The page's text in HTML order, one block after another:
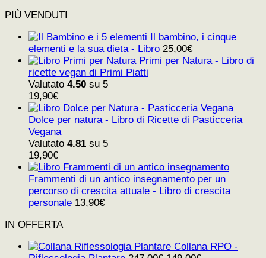
PIÙ VENDUTI
Il bambino, i cinque
elementi e la sua dieta - Libro 25,00€
Primi per Natura - Libro di
ricette vegan di Primi Piatti
Valutato 4.50 su 5
19,90€
Dolce per natura - Libro di Ricette di Pasticceria
Vegana
Valutato 4.81 su 5
19,90€
Frammenti di un antico insegnamento per un
percorso di crescita attuale - Libro di crescita
personale 13,90€
IN OFFERTA
Collana RPO -